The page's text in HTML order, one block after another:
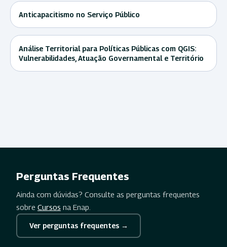
Anticapacitismo no Serviço Público
Análise Territorial para Políticas Públicas com QGIS:
Vulnerabilidades, Atuação Governamental e Território
Perguntas Frequentes
Ainda com dúvidas? Consulte as perguntas frequentes
sobre Cursos na Enap.
Ver perguntas frequentes →